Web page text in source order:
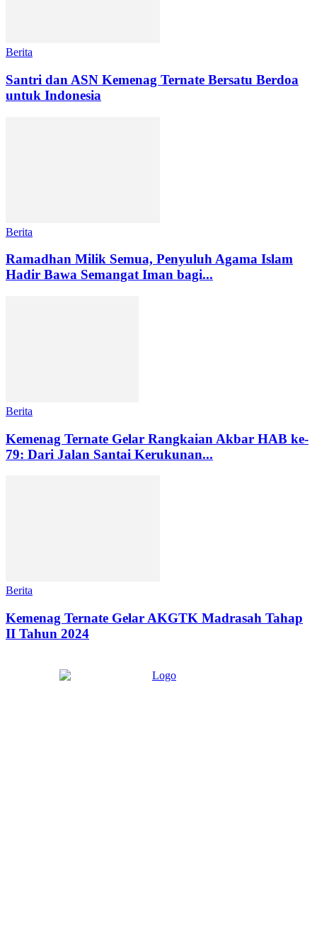
Berita
Santri dan ASN Kemenag Ternate Bersatu Berdoa
untuk Indonesia
Berita
Ramadhan Milik Semua, Penyuluh Agama Islam
Hadir Bawa Semangat Iman bagi...
Berita
Kemenag Ternate Gelar Rangkaian Akbar HAB ke-
79: Dari Jalan Santai Kerukunan...
Berita
Kemenag Ternate Gelar AKGTK Madrasah Tahap
II Tahun 2024